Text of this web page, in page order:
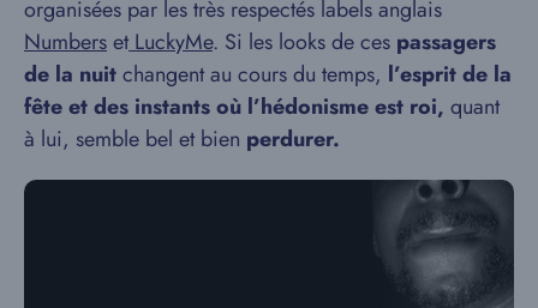
organisées par les très respectés labels anglais
NumbersetLuckyMe. Si les looks de ces passagers
de la nuitchangent au cours du temps, l’esprit de la
fête et des instants où l’hédonisme est roi, quant
à lui, semble bel et bien perdurer.